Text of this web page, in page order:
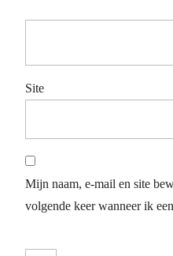
Site
Mijn naam, e-mail en site
volgende keer wanneer ik